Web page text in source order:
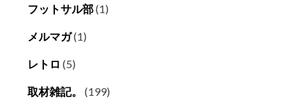
フットサル部(1)
メルマガ(1)
レトロ (5)
取材雑記。 (199)